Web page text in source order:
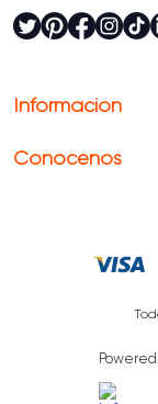
Información
Conócenos
Powered